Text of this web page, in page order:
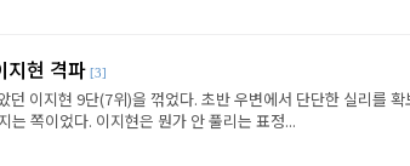
현 격파 [3]
이지현 9단(7위)을 꺾었다. 초반 우변에서 단단한 실리를 확
는 쪽이었다. 이지현은 뭔가 안 풀리는 표정...